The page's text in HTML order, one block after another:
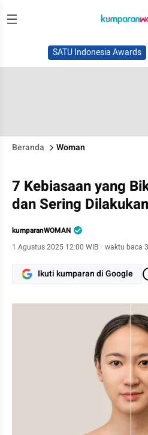
SATU Indonesia Awards
Beranda Woman
7 Kebiasaan yang
dan Sering
kumparanWOMAN
1 Agustus 2025 12:00 WIB · waktu baca
Ikuti kumparan di Google